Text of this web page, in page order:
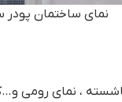
نماي ساختمان
نماشسته ، نمای